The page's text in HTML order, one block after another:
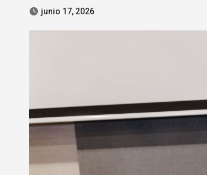
junio 17, 2026